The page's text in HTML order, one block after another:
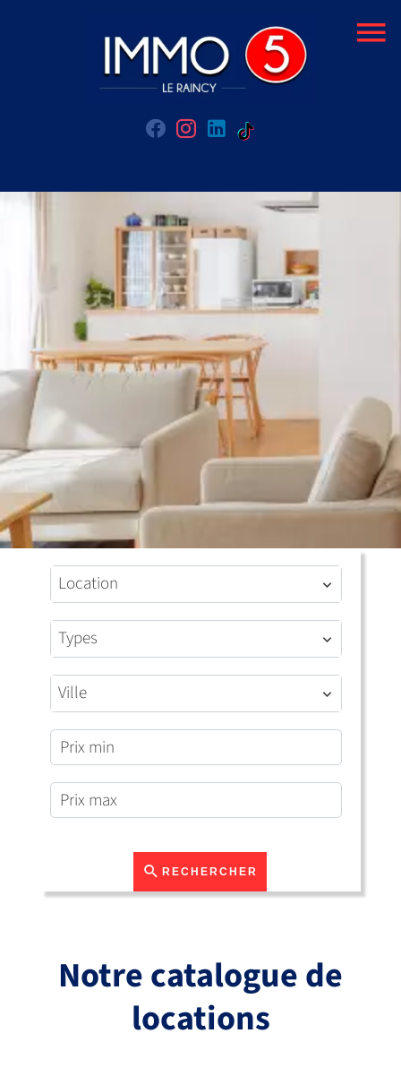
Location
Types
Ville
RECHERCHER
Notre catalogue de
locations